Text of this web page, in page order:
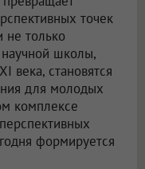
точек
не только
школы,
века, становятся
для молодых
комплексе
формируется